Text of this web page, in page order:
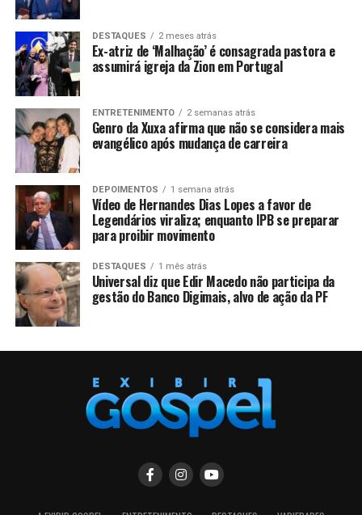
DESTAQUES 2 meses atrás
Ex-atriz de ‘Malhação’ é consagrada pastora e
assumirá igreja da Zion em Portugal
ENTRETENIMENTO 2 semanas atrás
Genro da Xuxa afirma que não se considera mais
evangélico após mudança de carreira
DEPOIMENTOS 1 semana atrás
Vídeo de Hernandes Dias Lopes a favor de
Legendários viraliza; enquanto IPB se preparar
para proibir movimento
DESTAQUES 1 mês atrás
Universal diz que Edir Macedo não participa da
gestão do Banco Digimais, alvo de ação da PF